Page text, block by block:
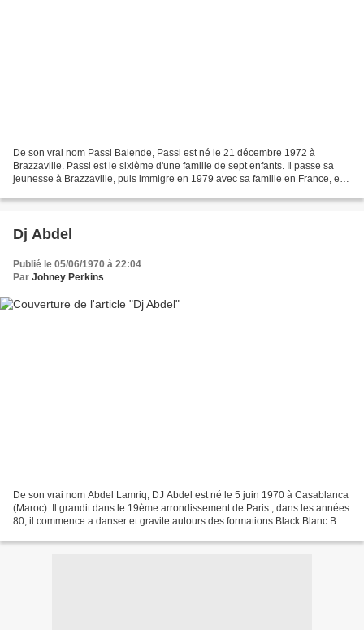
De son vrai nom Passi Balende, Passi est né le 21 décembre 1972 à
Brazzaville. Passi est le sixième d'une famille de sept enfants. Il passe sa
jeunesse à Brazzaville, puis immigre en 1979 avec sa famille en France, en
Dj Abdel
Publié le 05/06/1970 à 22:04
Par Johney Perkins
De son vrai nom Abdel Lamriq, DJ Abdel est né le 5 juin 1970 à Casablanca
(Maroc). Il grandit dans le 19ème arrondissement de Paris ; dans les années
80, il commence a danser et gravite autours des formations Black Blanc Beur